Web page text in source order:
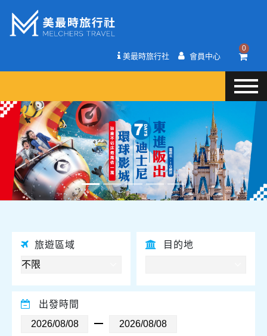
美最時旅行社 會員中心
0
往前 往後
旅遊區域 目的地
出發時間